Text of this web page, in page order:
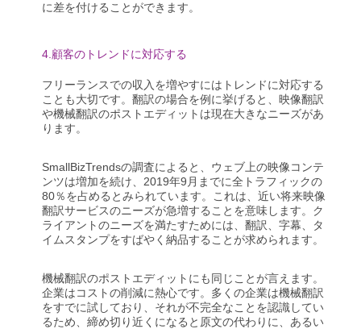
に差を付けることができます。
4.顧客のトレンドに対応する
フリーランスでの収入を増やすにはトレンドに対応する
ことも大切です。翻訳の場合を例に挙げると、映像翻訳
や機械翻訳のポストエディットは現在大きなニーズがあ
ります。
SmallBizTrendsの調査によると、ウェブ上の映像コンテ
ンツは増加を続け、2019年9月までに全トラフィックの
80％を占めるとみられています。これは、近い将来映像
翻訳サービスのニーズが急増することを意味します。ク
ライアントのニーズを満たすためには、翻訳、字幕、タ
イムスタンプをすばやく納品することが求められます。
機械翻訳のポストエディットにも同じことが言えます。
企業はコストの削減に熱心です。多くの企業は機械翻訳
をすでに試しており、それが不完全なことを認識してい
るため、締め切り近くになると原文の代わりに、あるい